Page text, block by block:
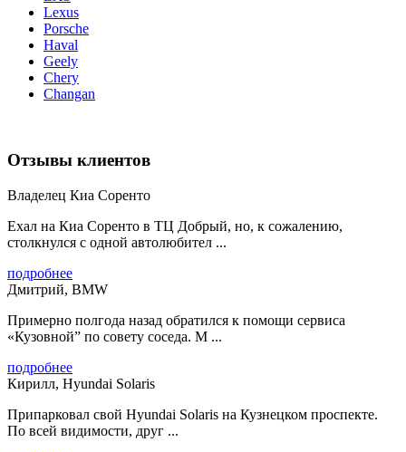
Lexus
Porsche
Haval
Geely
Chery
Changan
Отзывы клиентов
Владелец Киа Соренто
Ехал на Киа Соренто в ТЦ Добрый, но, к сожалению,
столкнулся с одной автолюбител ...
подробнее
Дмитрий, BMW
Примерно полгода назад обратился к помощи сервиса
«Кузовной” по совету соседа. М ...
подробнее
Кирилл, Hyundai Solaris
Припарковал свой Hyundai Solaris на Кузнецком проспекте.
По всей видимости, друг ...